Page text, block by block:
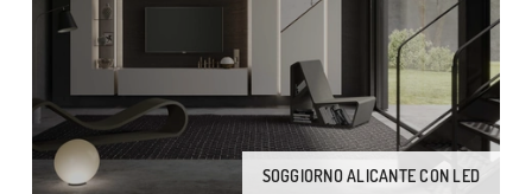
SOGGIORNO ALICANTE CON LED